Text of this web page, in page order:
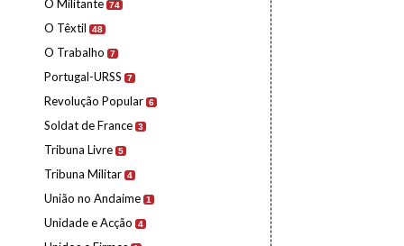
O Militante 74
O Têxtil 48
O Trabalho 7
Portugal-URSS 7
Revolução Popular 6
Soldat de France 3
Tribuna Livre 5
Tribuna Militar 4
União no Andaime 1
Unidade e Acção 4